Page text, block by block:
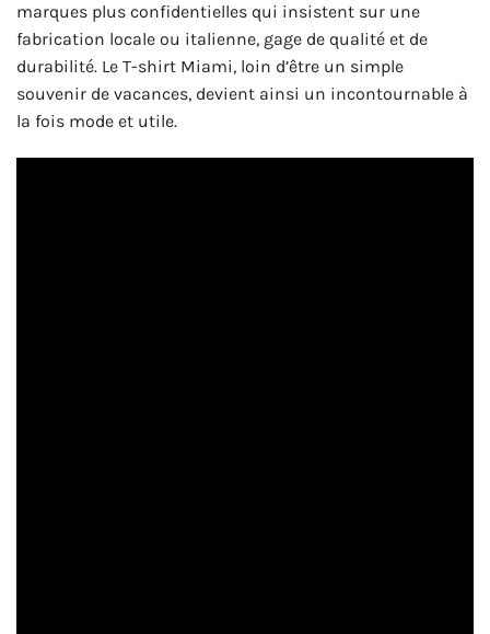
marques plus confidentielles qui insistent sur une
fabrication locale ou italienne, gage de qualité et de
durabilité. Le T-shirt Miami, loin d’être un simple
souvenir de vacances, devient ainsi un incontournable à
la fois mode et utile.